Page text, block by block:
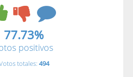
77.73%
positivos
totales: 494